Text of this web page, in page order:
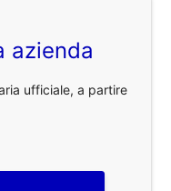
azienda
ufficiale, a partire